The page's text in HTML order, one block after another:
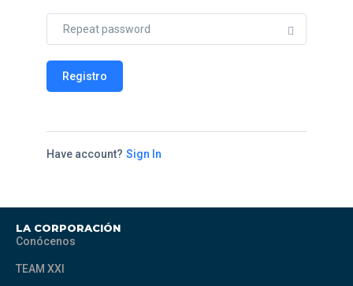
Registro
Have account? Sign In
LA CORPORACIÓN
Conócenos
TEAM XXI